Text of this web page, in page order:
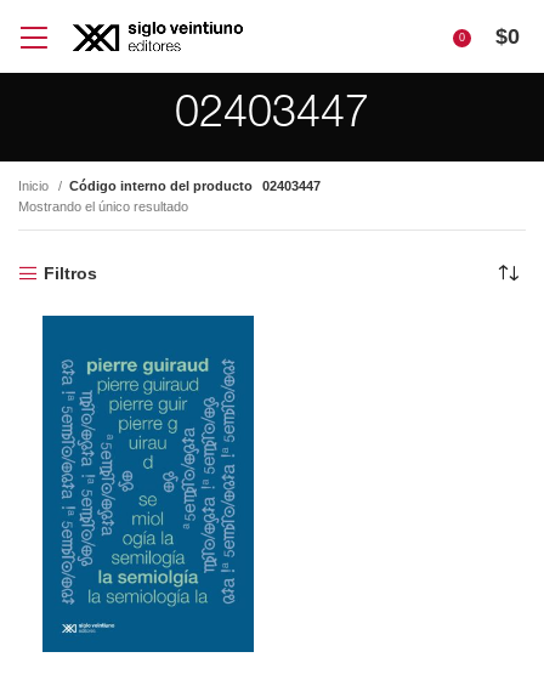
0 $0
02403447
Inicio Código interno del producto
02403447
Mostrando el único resultado
Filtros